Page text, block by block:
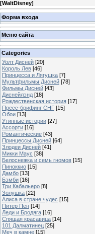
[WaltDisney]
Форма входа
Меню сайта
Categories
Уолт Дисней [20]
Король Лев [46]
Принцесса и Лягушка [7]
Мультфильмы Дисней [78]
Фильмы Дисней [43]
Диснейлэнд [18]
Рождественская история [17]
Пресс-брифинг СНГ [15]
Обои [13]
Утинные истории [27]
Ассорти [16]
Романтические [43]
Принцессы Дисней [64]
Злодеи Дисней [41]
Микки Маус [38]
Белоснежка и семь гномов [15]
Пиноккио [15]
Дамбо [13]
Бэмби [16]
Три Кабальеро [8]
Золушка [22]
Алиса в стране чудес [15]
Питер Пен [14]
Леди и Бродяга [16]
Спящая красавица [14]
101 Далматинец [25]
Меч в камне [15]